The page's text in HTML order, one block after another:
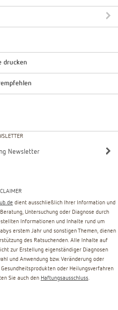
drucken
Newsletter
dient ausschließlich Ihrer Information und
Untersuchung oder Diagnose durch
Informationen und Inhalte rund um
erstem Jahr und sonstigen Themen, dienen
des Ratsuchenden. Alle Inhalte auf
zur Erstellung eigenständiger Diagnosen
und Anwendung bzw. Veränderung oder
oder Heilungsverfahren
Sie auch den Haftungsausschluss.